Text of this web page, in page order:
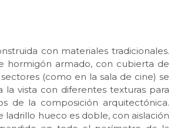
con materiales tradicionales.
hormigón armado, con cubierta de
(como en la sala de cine) se
la vista con diferentes texturas para
de la composición arquitectónica.
ladrillo hueco es doble, con aislación